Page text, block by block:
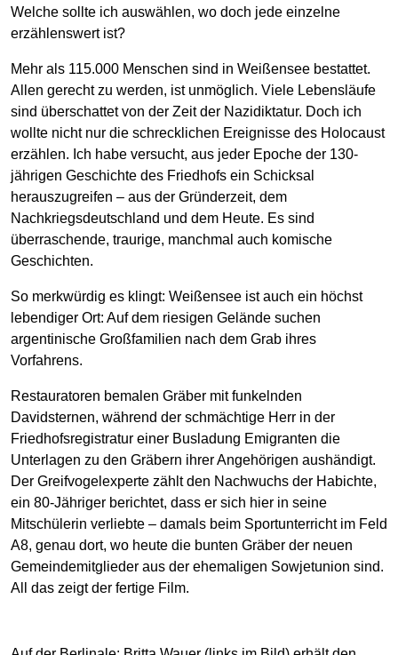
Welche sollte ich auswählen, wo doch jede einzelne
erzählenswert ist?
Mehr als 115.000 Menschen sind in Weißensee bestattet.
Allen gerecht zu werden, ist unmöglich. Viele Lebensläufe
sind überschattet von der Zeit der Nazidiktatur. Doch ich
wollte nicht nur die schrecklichen Ereignisse des Holocaust
erzählen. Ich habe versucht, aus jeder Epoche der 130-
jährigen Geschichte des Friedhofs ein Schicksal
herauszugreifen – aus der Gründerzeit, dem
Nachkriegsdeutschland und dem Heute. Es sind
überraschende, traurige, manchmal auch komische
Geschichten.
So merkwürdig es klingt: Weißensee ist auch ein höchst
lebendiger Ort: Auf dem riesigen Gelände suchen
argentinische Großfamilien nach dem Grab ihres
Vorfahrens.
Restauratoren bemalen Gräber mit funkelnden
Davidsternen, während der schmächtige Herr in der
Friedhofsregistratur einer Busladung Emigranten die
Unterlagen zu den Gräbern ihrer Angehörigen aushändigt.
Der Greifvogelexperte zählt den Nachwuchs der Habichte,
ein 80-Jähriger berichtet, dass er sich hier in seine
Mitschülerin verliebte – damals beim Sportunterricht im Feld
A8, genau dort, wo heute die bunten Gräber der neuen
Gemeindemitglieder aus der ehemaligen Sowjetunion sind.
All das zeigt der fertige Film.